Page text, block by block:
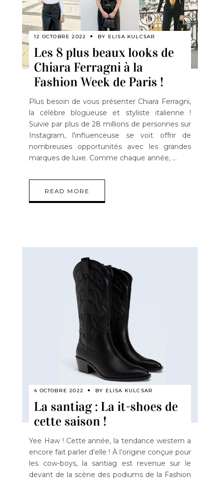
12 OCTOBRE 2022 BY ELISA KULCSAR
Les 8 plus beaux looks de
Chiara Ferragni à la
Fashion Week de Paris !
Plus besoin de vous présenter Chiara Ferragni,
la célèbre blogueuse et styliste italienne !
Suivie par plus de 28 millions de personnes sur
Instagram, l'influenceuse se voit offrir de
nombreuses opportunités avec les grandes
marques de luxe. Comme chaque année,
READ MORE
4 OCTOBRE 2022 BY ELISA KULCSAR
La santiag : La it-shoes de
cette saison !
Yee Haw ! Cette année, la tendance western a
encore fait parler d’elle ! À l’origine conçue pour
les cow-boys, la santiag est revenue sur le
devant de la scène des podiums de la Fashion